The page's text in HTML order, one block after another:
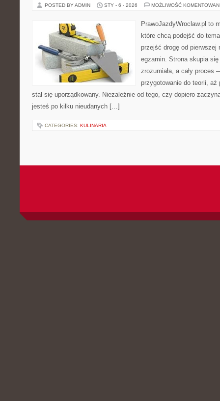
POSTED BY ADMIN STY - 6 - 2026 MOŻLIWOŚĆ
PrawoJazdyWroclaw.pl to
które chcą podejść do
przejść drogę od
egzamin. Strona skupia
zrozumiała, a cały
przygotowanie do teorii,
stał się uporządkowany. Niezależnie od tego, czy dopiero
jesteś po kilku nieudanych […]
CATEGORIES: KULINARIA